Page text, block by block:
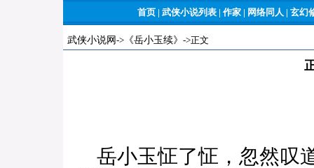
首页 | 武侠小说列表 | 作家 | 网络同人 | 玄幻
武侠小说网 -> 《岳小玉续》 ->正文
岳小玉怔了怔，忽然叹